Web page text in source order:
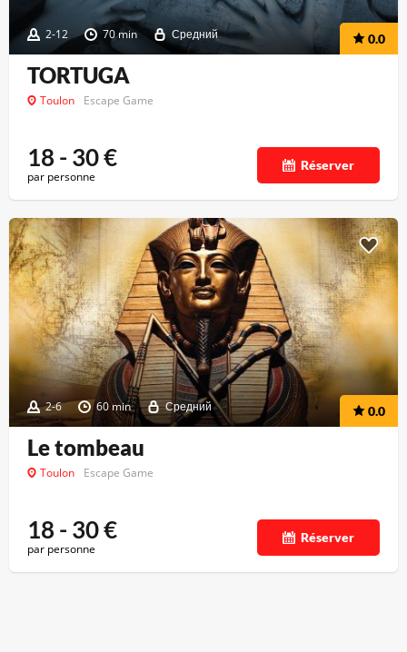
2-12 70 min Средний 0.0
TORTUGA
Toulon Escape Game
18 - 30€
par personne
Réserver
2-6 60 min Средний 0.0
Le tombeau
Toulon Escape Game
18 - 30€
par personne
Réserver